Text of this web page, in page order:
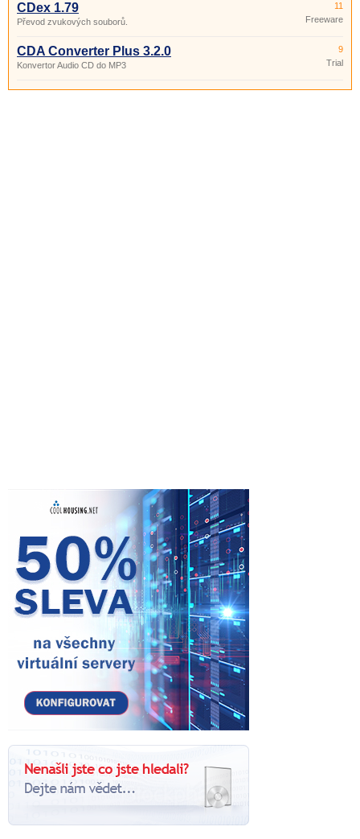
CDex 1.79
Převod zvukových souborů.
11
Freeware
CDA Converter Plus 3.2.0
Konvertor Audio CD do MP3
9
Trial